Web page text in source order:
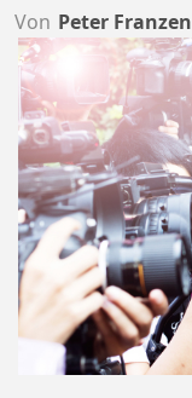
Von Peter Franzen